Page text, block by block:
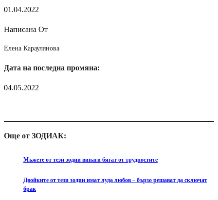
01.04.2022
Написана От
Елена Караулянова
Дата на последна промяна:
04.05.2022
Още от ЗОДИАК:
Мъжете от тези зодии винаги бягат от трудностите
Двойките от тези зодии имат луда любов – бързо решават да сключат
брак